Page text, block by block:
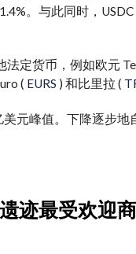
。与此同时，
定货币，例如欧元
( EURS ) 和比里拉 (
元峰值。 下降逐步地
迹最受欢迎